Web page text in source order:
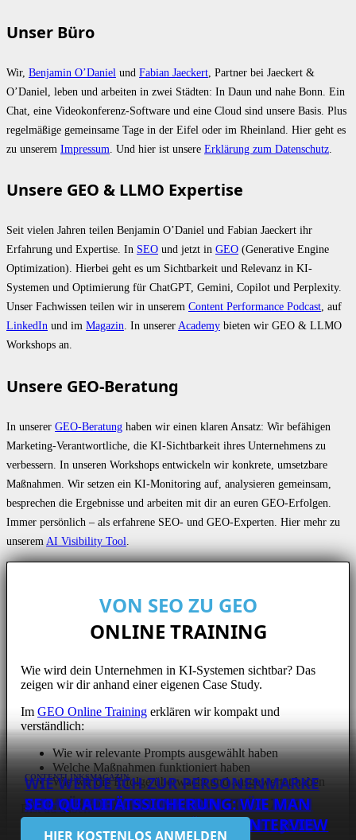
SEO FÜR EIN SOFTWARE-
UNTERNEHMEN: INTERVIEW MIT BEAT
CONTENTLINKSMAGAZIN
B2B CASE STUDY: WAS BRINGEN ZEHN
JAHRE CONTENT MARKETING?
SEO ALS GROWTH-STRATEGIE:
SO GEHT USER TESTING: INTERVIEW MIT
COMMUNITY MANAGEMENT IN
UNTERNEHMEN: INTERVIEW MIT VIVIAN
WIE WERDE ICH ZUR PERSONENMARKE
– OHNE PLUMPE WERBUNG FÜR MICH
ZU MACHEN? INTERVIEW MIT KERSTIN
WIE WERDE ICH LINKEDIN
INFLUENCER*IN? INTERVIEW MIT JENS
SEO QUALITÄTSSICHERUNG: WIE MAN
SEINE RANKINGS SCHÜTZT – INTERVIEW
Unser Büro
Wir, Benjamin O’Daniel und Fabian Jaeckert , Partner bei Jaeckert &
O’Daniel, leben und arbeiten in zwei Städten: In Daun und nahe Bonn. Ein
Chat, eine Videokonferenz-Software und eine Cloud sind unsere Basis. Plus
regelmäßige gemeinsame Tage in der Eifel oder im Rheinland. Hier geht es
zu unserem Impressum . Und hier ist unsere Erklärung zum Datenschutz
Unsere GEO & LLMO Expertise
Seit vielen Jahren teilen Benjamin O’Daniel und Fabian Jaeckert ihr
Erfahrung und Expertise. In SEO und jetzt in GEO (Generative Engine
Optimization). Hierbei geht es um Sichtbarkeit und Relevanz in KI-
Systemen und Optimierung für ChatGPT, Gemini, Copilot und Perplexity.
Unser Fachwissen teilen wir in unserem Content Performance Podcast , auf
LinkedIn und im Magazin . In unserer Academy bieten wir GEO & LLMO
Workshops an.
Unsere GEO-Beratung
In unserer GEO-Beratung haben wir einen klaren Ansatz: Wir befähigen
Marketing-Verantwortliche, die KI-Sichtbarkeit ihres Unternehmens zu
verbessern. In unseren Workshops entwickeln wir konkrete, umsetzbare
Maßnahmen. Wir setzen ein KI-Monitoring auf, analysieren gemeinsam,
besprechen die Ergebnisse und arbeiten mit dir an euren GEO-Erfolgen.
Immer persönlich – als erfahrene SEO- und GEO-Experten. Hier mehr zu
unserem AI Visibility Tool
VON SEO ZU GEO
ONLINE TRAINING
Wie wird dein Unternehmen in KI-Systemen sichtbar? Das
zeigen wir dir anhand einer eigenen Case Study.
Im GEO Online Training erklären wir kompakt und
verständlich:
Wie wir relevante Prompts ausgewählt haben
Welche Maßnahmen funktioniert haben
Wie wir die Erfolge überwacht und ausgewertet haben
Bist du dabei?
HIER KOSTENLOS ANMELDEN